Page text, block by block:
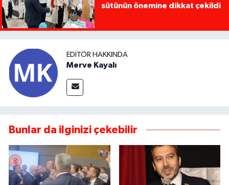
sütünün önemine dikkat çekildi
EDITÖR HAKKINDA
Merve Kayalı
Bunlar da ilginizi çekebilir